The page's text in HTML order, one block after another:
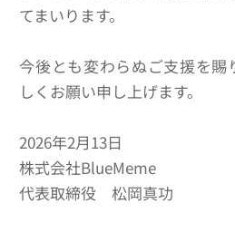
てまいります。
今後とも変わらぬご支援を賜
しくお願い申し上げます。
2026年2月13日
株式会社BlueMeme
代表取締役 松岡真功